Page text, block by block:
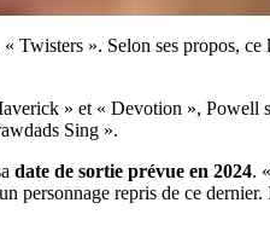
». Selon ses propos, ce
» et « Devotion », Powell
Sing ».
date de sortie prévue en 2024.
personnage repris de ce dernier.